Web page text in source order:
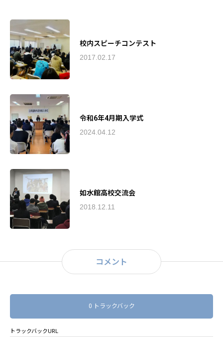
校内スピーチコンテスト
2017.02.17
令和6年4月期入学式
2024.04.12
如水館高校交流会
2018.12.11
コメント
0 トラックバック
トラックバックURL